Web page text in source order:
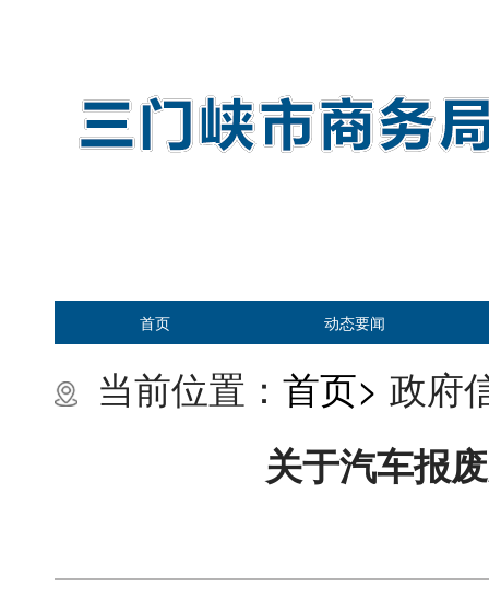
首页 动态要闻
当前位置： 首页> 政府
关于汽车报